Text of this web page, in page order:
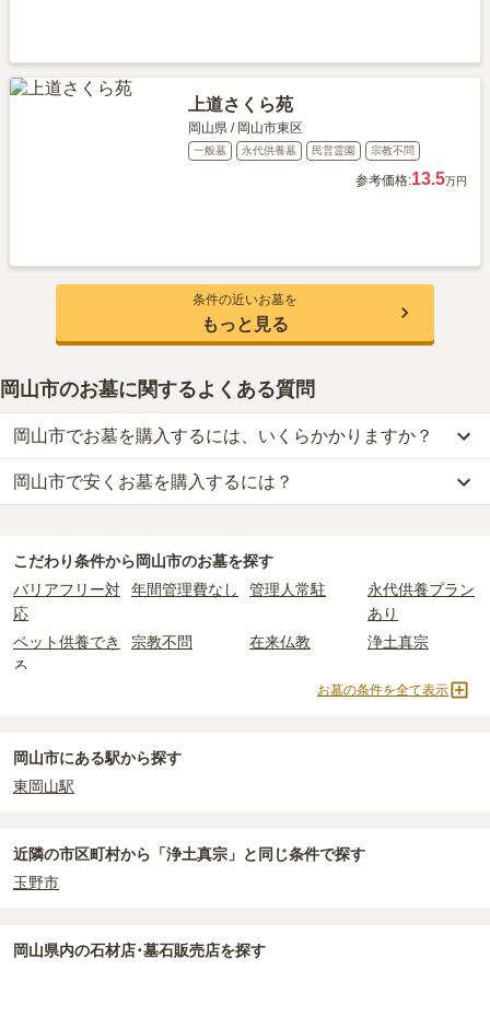
上道さくら苑
岡山県/ 岡山市東区
一般墓 永代供養墓 民営霊園 宗教不問
参考価格:13.5万円
条件の近いお墓を
もっと見る
岡山市のお墓に関するよくある質問
岡山市でお墓を購入するには、いくらかかりますか？
岡山市での購入費用の目安は、一般墓が約232万円、樹木葬が約63
万円、納骨堂が約45万円、永代供養墓が約77万円です。
2つが主な費用となります。
の一般墓の永代使用料の平均は67万円 で、墓石代は 岡山県の
平均
です。いずれも区画の広さや墓石の大きさ・素材に
樹木葬・納骨堂・永代供養墓は、基本的に墓石代がかからず、永代
・ 開眼法要の費用
：お墓を新しく建てた際に行う儀式のための費
用。僧侶に渡すお布施がかかります。
・納骨式の費用
・年間管理費：お墓の管理費。契約後、毎年発生するケースがあり
積もりを取るまで確定しません。
現地見学では、担当者に「提示金額以外にかかる費用はないか」を
岡山市で安くお墓を購入するには？
円 (墓石代別)からお求めいただけます。
する「合祀墓（ごうしぼ）」と呼ばれるタイプです。個別のお墓に
比べて省スペースで管理の手間がかからないため、費用が安く設定
されています。
価格の目安は、1名あたり5万円〜30万円程度です。
お墓を探すのがおすすめです。
こだわり条件から岡山市のお墓を探す
バリアフリー対
応
年間管理費なし 管理人常駐
永代供養プラン
あり
ペット供養でき
る
宗教不問 在来仏教 浄土真宗
天台宗
民営霊園
寺院墓地
3人用区画あり
お墓の条件を全て表示
岡山市にある駅から探す
東岡山駅
近隣の市区町村から 「浄土真宗」と 同じ条件で探す
玉野市
岡山県内の石材店･墓石販売店を探す